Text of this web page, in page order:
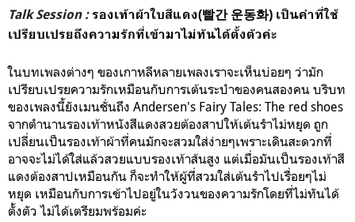
Talk Session :รองเท้าผ้าใบสีแดง(빨간 운동화) เป็นคำที่ใช้
เปรียบเปรยถึงความรักที่เข้ามาไม่ทันได้ตั้งตัวค่ะ
ในบทเพลงต่างๆ ของเกาหลีหลายเพลงเราจะเห็นบ่อยๆ ว่ามัก
เปรียบเปรยความรักเหมือนกับการเต้นระบำของคนสองคน บริบท
ของเพลงนี้ยังเมนชั่นถึง Andersen's Fairy Tales: The red shoes
จากตำนานรองเท้าหนังสีแดงสวยต้องสาปให้เต้นรำไม่หยุด ถูก
เปลี่ยนเป็นรองเท้าผ้าที่คนมักจะสวมใส่ง่ายๆเพราะเดินสะดวกที่
อาจจะไม่ได้ใส่แล้วสวยแบบรองเท้าส้นสูง แต่เมื่อมันเป็นรองเท้าสี
แดงต้องสาปเหมือนกัน ก็จะทำให้ผู้ที่สวมใส่เต้นรำไปเรื่อยๆไม่
หยุด เหมือนกับการเข้าไปอยู่ในวังวนของความรักโดยที่ไม่ทันได้
ตั้งตัว ไม่ได้เตรียมพร้อมค่ะ